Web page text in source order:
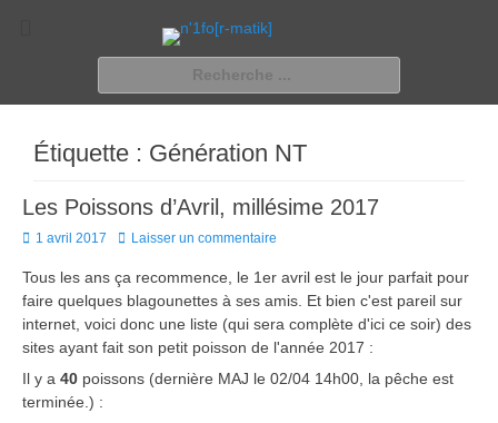
n'1fo[r-matik]
Pour les nymphos d'infos en info…
Étiquette : Génération NT
Les Poissons d’Avril, millésime 2017
Posted
1 avril 2017 Laisser un commentaire
Tous les ans ça recommence, le 1er avril est le jour parfait pour
faire quelques blagounettes à ses amis. Et bien c'est pareil sur
internet, voici donc une liste (qui sera complète d'ici ce soir) des
sites ayant fait son petit poisson de l'année 2017 :
Il y a 40 poissons (dernière MAJ le 02/04 14h00, la pêche est
terminée.) :